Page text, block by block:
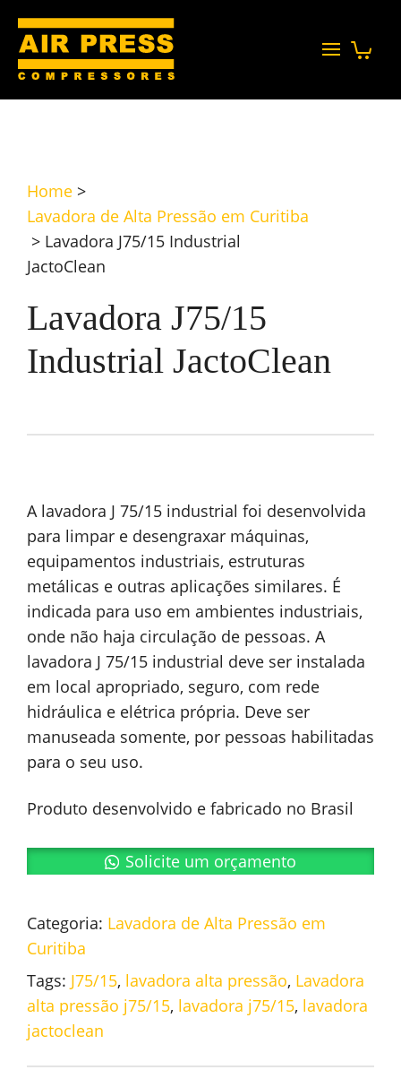
Home >
Lavadora de Alta Pressão em Curitiba
> Lavadora J75/15 Industrial
JactoClean
Lavadora J75/15
Industrial JactoClean
A lavadora J 75/15 industrial foi desenvolvida
para limpar e desengraxar máquinas,
equipamentos industriais, estruturas
metálicas e outras aplicações similares. É
indicada para uso em ambientes industriais,
onde não haja circulação de pessoas. A
lavadora J 75/15 industrial deve ser instalada
em local apropriado, seguro, com rede
hidráulica e elétrica própria. Deve ser
manuseada somente, por pessoas habilitadas
para o seu uso.
Produto desenvolvido e fabricado no Brasil
Solicite um orçamento
Categoria: Lavadora de Alta Pressão em
Curitiba
Tags: J75/15, lavadora alta pressão, Lavadora
alta pressão j75/15, lavadora j75/15, lavadora
jactoclean